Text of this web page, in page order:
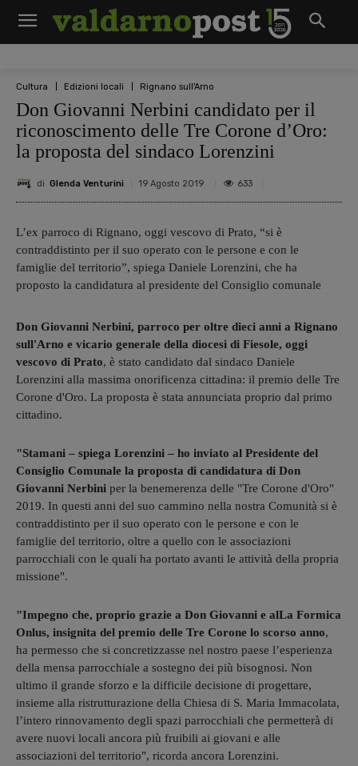
Cultura Edizioni locali Rignano sull'Arno
Don Giovanni Nerbini candidato per il
riconoscimento delle Tre Corone d’Oro:
la proposta del sindaco Lorenzini
di Glenda Venturini 19 Agosto 2019 633
L’ex parroco di Rignano, oggi vescovo di Prato, “si è
contraddistinto per il suo operato con le persone e con le
famiglie del territorio”, spiega Daniele Lorenzini, che ha
proposto la candidatura al presidente del Consiglio comunale
Don Giovanni Nerbini, parroco per oltre dieci anni a Rignano
sull'Arno e vicario generale della diocesi di Fiesole, oggi
vescovo di Prato, è stato candidato dal sindaco Daniele
Lorenzini alla massima onorificenza cittadina: il premio delle Tre
Corone d'Oro. La proposta è stata annunciata proprio dal primo
cittadino.
"Stamani – spiega Lorenzini – ho inviato al Presidente del
Consiglio Comunale la proposta di candidatura di Don
Giovanni Nerbini per la benemerenza delle "Tre Corone d'Oro"
2019. In questi anni del suo cammino nella nostra Comunità si è
contraddistinto per il suo operato con le persone e con le
famiglie del territorio, oltre a quello con le associazioni
parrocchiali con le quali ha portato avanti le attività della propria
missione".
"Impegno che, proprio grazie a Don Giovanni e alLa Formica
Onlus, insignita del premio delle Tre Corone lo scorso anno,
ha permesso che si concretizzasse nel nostro paese l’esperienza
della mensa parrocchiale a sostegno dei più bisognosi. Non
ultimo il grande sforzo e la difficile decisione di progettare,
insieme alla ristrutturazione della Chiesa di S. Maria Immacolata,
l’intero rinnovamento degli spazi parrocchiali che permetterà di
avere nuovi locali ancora più fruibili ai giovani e alle
associazioni del territorio", ricorda ancora Lorenzini.